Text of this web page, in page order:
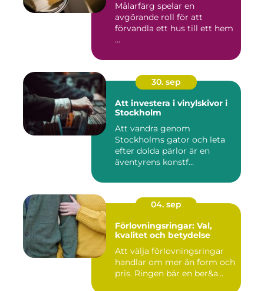
Målarfärg spelar en
avgörande roll för att
förvandla ett hus till ett hem
...
30. sep
Att investera i vinylskivor i
Stockholm
Att vandra genom
Stockholms gator och leta
efter dolda pärlor är en
äventyrens konstf...
04. sep
Förlovningsringar: Val,
kvalitet och betydelse
Att välja förlovningsringar
handlar om mer än form och
pris. Ringen bär en ber&a...